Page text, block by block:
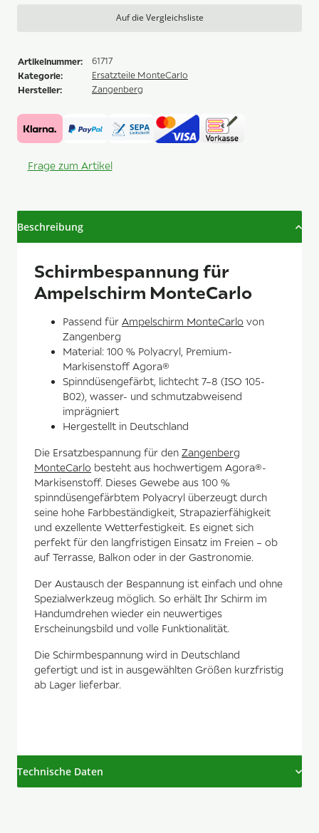
Auf die Vergleichsliste
Artikelnummer: 61717
Kategorie: Ersatzteile MonteCarlo
Hersteller: Zangenberg
Frage zum Artikel
Beschreibung
Schirmbespannung für
Ampelschirm MonteCarlo
Passend für Ampelschirm MonteCarlo von
Zangenberg
Material: 100 % Polyacryl, Premium-
Markisenstoff Agora®
Spinndüsengefärbt, lichtecht 7–8 (ISO 105-
B02), wasser- und schmutzabweisend
imprägniert
Hergestellt in Deutschland
Die Ersatzbespannung für den Zangenberg
MonteCarlo besteht aus hochwertigem Agora®-
Markisenstoff. Dieses Gewebe aus 100 %
spinndüsengefärbtem Polyacryl überzeugt durch
seine hohe Farbbeständigkeit, Strapazierfähigkeit
und exzellente Wetterfestigkeit. Es eignet sich
perfekt für den langfristigen Einsatz im Freien – ob
auf Terrasse, Balkon oder in der Gastronomie.
Der Austausch der Bespannung ist einfach und ohne
Spezialwerkzeug möglich. So erhält Ihr Schirm im
Handumdrehen wieder ein neuwertiges
Erscheinungsbild und volle Funktionalität.
Die Schirmbespannung wird in Deutschland
gefertigt und ist in ausgewählten Größen kurzfristig
ab Lager lieferbar.
Technische Daten